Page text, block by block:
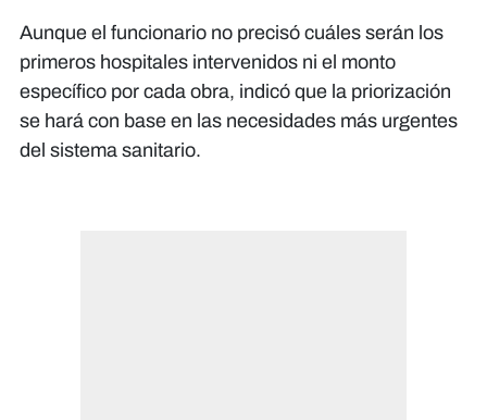
Aunque el funcionario no precisó cuáles serán los
primeros hospitales intervenidos ni el monto
específico por cada obra, indicó que la priorización
se hará con base en las necesidades más urgentes
del sistema sanitario.